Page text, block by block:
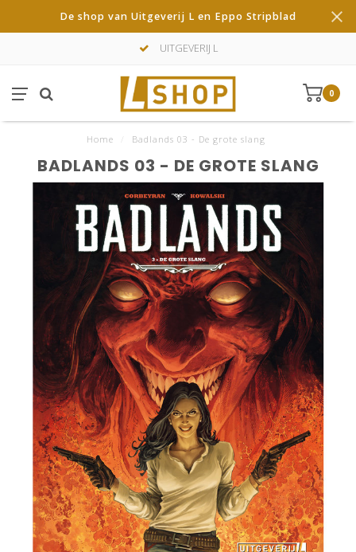
De shop van Uitgeverij L en Eppo Stripblad
UITGEVERIJ L
0
Home Badlands 03 - De grote slang
BADLANDS 03 - DE GROTE SLANG